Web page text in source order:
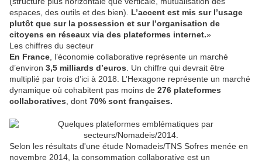
espaces, des outils et des bien). L’accent est mis sur l’usage
plutôt que sur la possession et sur l’organisation de
citoyens en réseaux via des plateformes internet.»
Les chiffres du secteur
En France , l’économie collaborative représente un marché
d’environ 3,5 milliards d’euros . Un chiffre qui devrait être
multiplié par trois d’ici à 2018. L’Hexagone représente un marché
dynamique où cohabitent pas moins de 276 plateformes
collaboratives , dont 70% sont françaises.
Selon les résultats d'une étude Nomadeis/TNS Sofres menée en
novembre 2014, la consommation collaborative est un